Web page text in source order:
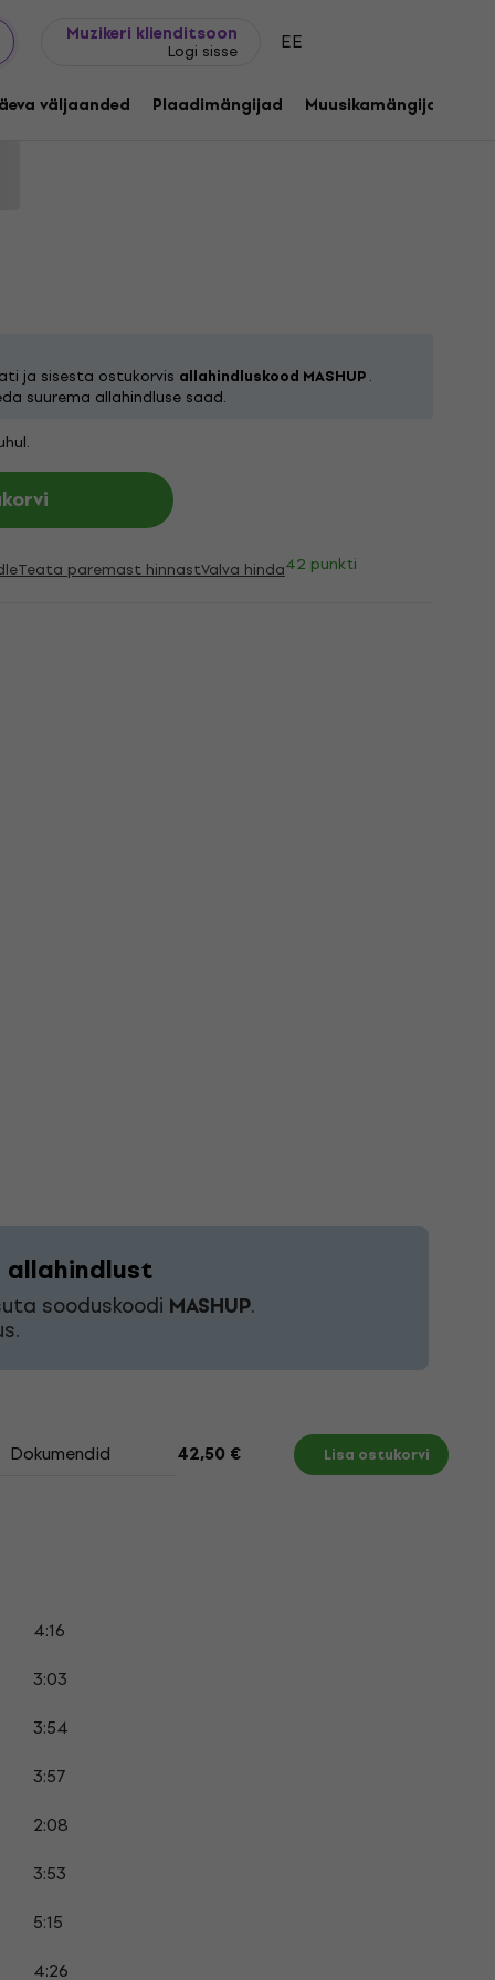
Muzikeri klienditsoon
Logi sisse EE
väljaanded Plaadimängijad Muusikamängijad
(LP)
Tootekood:1255626
ja sisesta ostukorvis allahindluskood MASHUP.
suurema allahindluse saad.
Teata paremast hinnastValva hinda42 punkti
sooduskoodi MASHUP.
Dokumendid 42,50 € Lisa ostukorvi
4:16
3:03
3:54
3:57
2:08
3:53
5:15
4:26